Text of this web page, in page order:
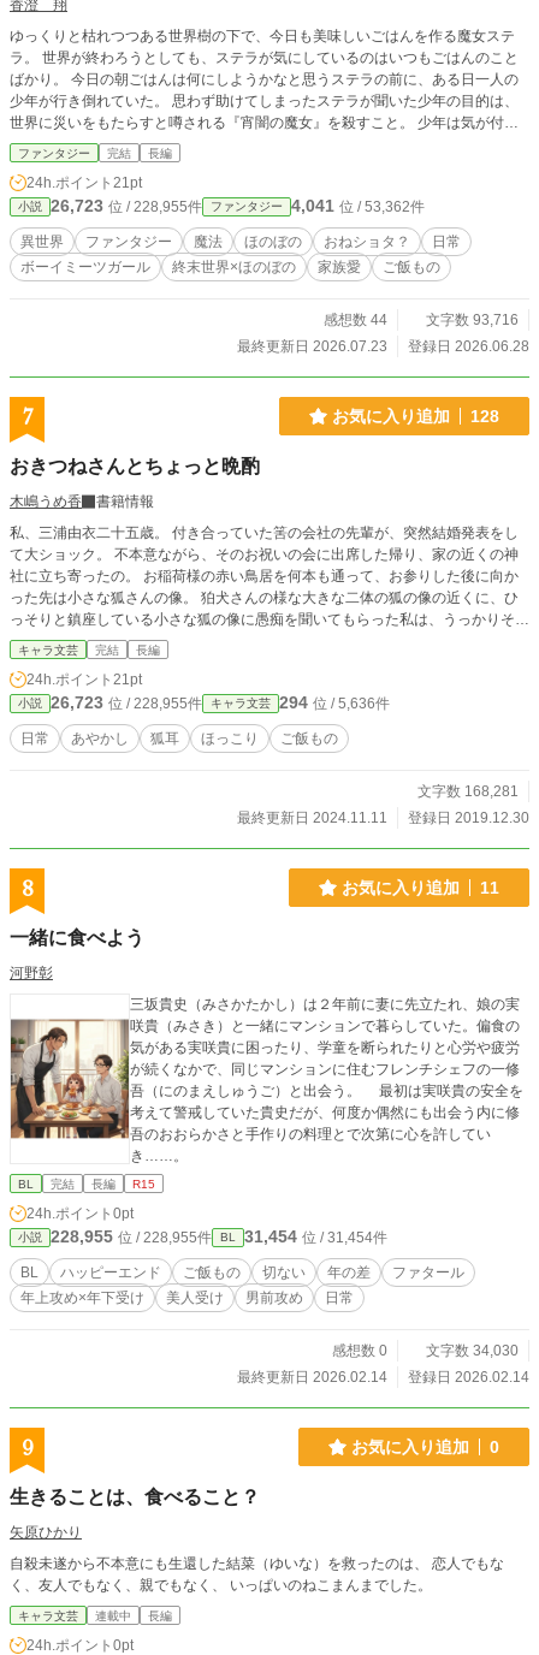
香澄 翔
ゆっくりと枯れつつある世界樹の下で、今日も美味しいごはんを作る魔女ステ
ラ。 世界が終わろうとしても、ステラが気にしているのはいつもごはんのこと
ばかり。 今日の朝ごはんは何にしようかなと思うステラの前に、ある日一人の
少年が行き倒れていた。 思わず助けてしまったステラが聞いた少年の目的は、
世界に災いをもたらすと噂される『宵闇の魔女』を殺すこと。 少年は気が付い
ていないけれど、それって自分のことだと気付いたステラ。 でも彼女は何も気
にしない。気にしているのはただごはん。 怪我が治るまで家にいていいよと告
げるステラ。 そうしてごはんのことしか気にしない魔女と、魔女を殺すために
やってきた少年の奇妙な同居生活が始まっていく。
ファンタジー 完結 長編
24h.ポイント 21pt
小説 26,723 位 / 228,955件 ファンタジー 4,041 位 / 53,362件
異世界 ファンタジー 魔法 ほのぼの おねショタ？
日常
ボーイミーツガール
終末世界×ほのぼの 家族愛 ご飯もの
感想数 44
文字数 93,716
最終更新日 2026.07.23
登録日 2026.06.28
7 お気に入り追加 128
おきつねさんとちょっと晩酌
木嶋うめ香
書籍情報
私、三浦由衣二十五歳。 付き合っていた筈の会社の先輩が、突然結婚発表をし
て大ショック。 不本意ながら、そのお祝いの会に出席した帰り、家の近くの神
社に立ち寄ったの。 お稲荷様の赤い鳥居を何本も通って、お参りした後に向か
った先は小さな狐さんの像。 狛犬さんの様な大きな二体の狐の像の近くに、ひ
っそりと鎮座している小さな狐の像に愚痴を聞いてもらった私は、うっかりそこ
で眠ってしまったみたい。 気がついたら知らない場所で二つ折りした座蒲団を
枕に眠ってた。 慌てて飛び起きたら、袴姿の男の人がアツアツのうどんの丼を
差し出してきた。 え、食べていいの？ おいしい、これ、おいしいよ。 泣きなが
ら食べて、熱燗も頂いて。 満足したらまた眠っちゃった。 神社の管理として、
夜にだけここに居るという紺さんに、またいらっしゃいと見送られ帰った私は、
家の前に立つ人影に首を傾げた。
キャラ文芸 完結 長編
24h.ポイント 21pt
小説 26,723 位 / 228,955件 キャラ文芸 294 位 / 5,636件
日常 あやかし 狐耳 ほっこり ご飯もの
文字数 168,281
最終更新日 2024.11.11
登録日 2019.12.30
8 お気に入り追加 11
一緒に食べよう
河野彰
三坂貴史（みさかたかし）は２年前に妻に先立たれ、娘の実
咲貴（みさき）と一緒にマンションで暮らしていた。偏食の
気がある実咲貴に困ったり、学童を断られたりと心労や疲労
が続くなかで、同じマンションに住むフレンチシェフの一修
吾（にのまえしゅうご）と出会う。 最初は実咲貴の安全を
考えて警戒していた貴史だが、何度か偶然にも出会う内に修
吾のおおらかさと手作りの料理とで次第に心を許してい
き……。
BL 完結 長編 R15
24h.ポイント 0pt
小説 228,955 位 / 228,955件 BL 31,454 位 / 31,454件
BL ハッピーエンド ご飯もの 切ない 年の差
ファタール
年上攻め×年下受け
美人受け 男前攻め 日常
感想数 0
文字数 34,030
最終更新日 2026.02.14
登録日 2026.02.14
9 お気に入り追加 0
生きることは、食べること？
矢原ひかり
自殺未遂から不本意にも生還した結菜（ゆいな）を救ったのは、 恋人でもな
く、友人でもなく、親でもなく、 いっぱいのねこまんまでした。
キャラ文芸 連載中 長編
24h.ポイント 0pt